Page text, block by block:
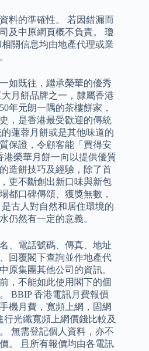
料的準確性。 若因錯漏而
及中原網頁概不負責。 瓊
關信息均由地產代理或業
如既往，繼承榮華的優秀
月餅品牌之一，隸屬香港
年元朗一隅的茶樓餅家，
，是香港最受歡迎的傳統
蓮蓉月餅或是其他味道的
保證，令顧客能「買得安
港榮華月餅一向以提供優質
造餅技巧及經驗，除了首
更不斷創出新口味與新包
都口碑傳頌、獲獎無數，
古人對自然和居住環境的
仍然有一定的意義。
、電話號碼、傳真、地址
回覆閣下查詢並作地產代
原集團其他公司的資訊。
，不能如此使用閣下的個
BBIP 香港電訊月費報價
機月費，寛頻上網，固網
光纖寬頻上網價錢比較及
無需登記個人資料，亦不
。 且所有報價均由各電訊